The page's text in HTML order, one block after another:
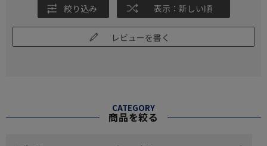
絞り込み 表示：新しい順
レビューを書く
CATEGORY
商品を絞る